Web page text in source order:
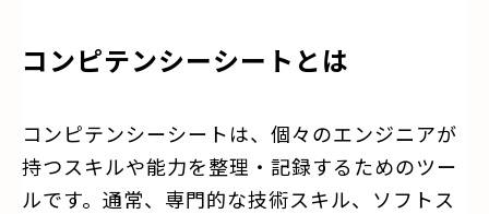
コンピテンシーシートとは
コンピテンシーシートは、個々のエンジニアが
持つスキルや能力を整理・記録するためのツー
ルです。通常、専門的な技術スキル、ソフトス